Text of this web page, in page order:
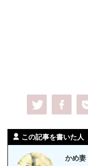
この記事を書いた人
かめ妻